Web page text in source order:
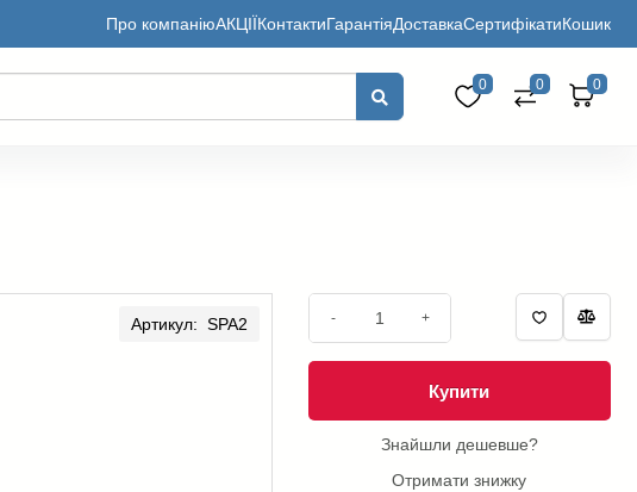
Про компаніюАКЦІЇКонтактиГарантіяДоставкаСертифікатиКошик
0 0 0
Артикул: SPA2 - +
Купити
Знайшли дешевше?
Отримати знижку